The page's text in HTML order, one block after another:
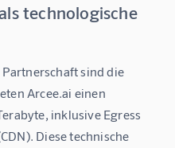
technologische
sind die
Arcee.ai einen
inklusive Egress
Diese technische